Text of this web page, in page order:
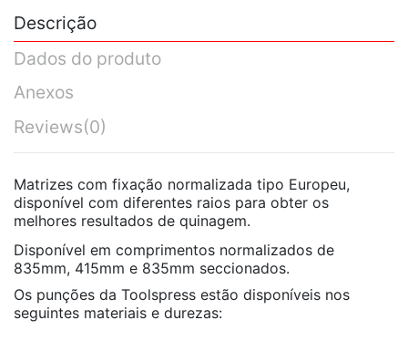
Descrição
Dados do produto
Anexos
Reviews(0)
Matrizes com fixação normalizada tipo Europeu,
disponível com diferentes raios para obter os
melhores resultados de quinagem.
Disponível em comprimentos normalizados de
835mm, 415mm e 835mm seccionados.
Os punções da Toolspress estão disponíveis nos
seguintes materiais e durezas: